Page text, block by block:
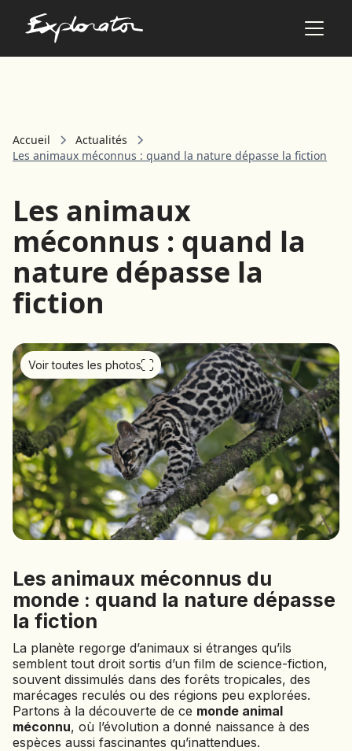
AFRIQUE DU SUD
ALBANIE
ANGOLA
ARABIE SAOUDITE
ARGENTINE
ARMÉNIE
AZERBAÏDJAN
BANGLADESH
BHOUTAN
BOLIVIE
BOSNIE-HERZÉGOVINE
BOTSWANA
BRÉSIL
BURUNDI
CAMBODGE
CAP VERT
CHILI
CHINE
COLOMBIE
CORÉE DU SUD
COSTA RICA
CÔTE D'IVOIRE
DJIBOUTI
EGYPTE
EMIRATS ARABES UNIS
EQUATEUR
Accueil
Actualités
Les animaux méconnus : quand la nature dépasse la fiction
Les animaux
méconnus : quand la
nature dépasse la
fiction
Voir toutes les photos
Les animaux méconnus du
monde : quand la nature dépasse
la fiction
La planète regorge d’animaux si étranges qu’ils
semblent tout droit sortis d’un film de science-fiction,
souvent dissimulés dans des forêts tropicales, des
marécages reculés ou des régions peu explorées.
Partons à la découverte de ce monde animal
méconnu, où l’évolution a donné naissance à des
espèces aussi fascinantes qu’inattendues.